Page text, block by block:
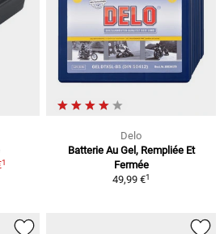
1
Delo
Batterie Au Gel, Rempliée Et
Fermée
49,99 €1